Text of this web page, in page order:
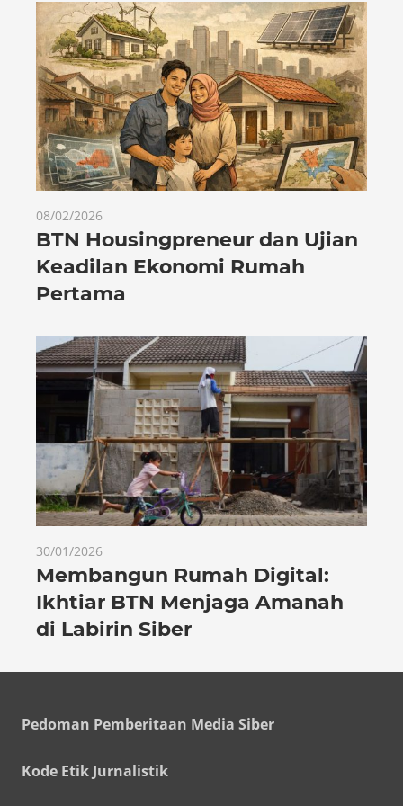
08/02/2026
BTN Housingpreneur dan Ujian
Keadilan Ekonomi Rumah
Pertama
30/01/2026
Membangun Rumah Digital:
Ikhtiar BTN Menjaga Amanah
di Labirin Siber
Pedoman Pemberitaan Media Siber
Kode Etik Jurnalistik